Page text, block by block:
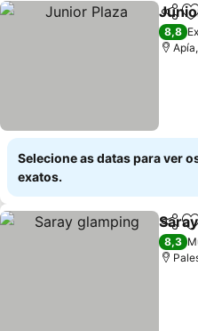
8,8
Selecione as datas para ver
exatos.
8,3